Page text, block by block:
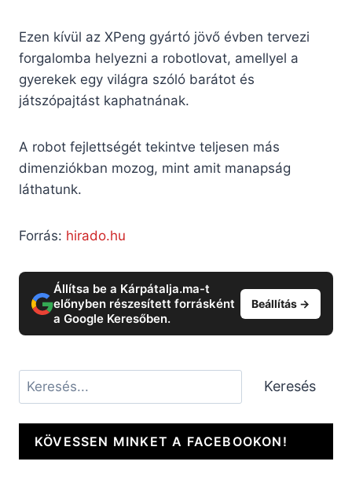
Ezen kívül az XPeng gyártó jövő évben tervezi
forgalomba helyezni a robotlovat, amellyel a
gyerekek egy világra szóló barátot és
játszópajtást kaphatnának.
A robot fejlettségét tekintve teljesen más
dimenziókban mozog, mint amit manapság
láthatunk.
Forrás: hirado.hu
Állítsa be a Kárpátalja.ma-t
előnyben részesített forrásként
a Google Keresőben.
Beállítás →
Keresés Keresés
KÖVESSEN MINKET A FACEBOOKON!